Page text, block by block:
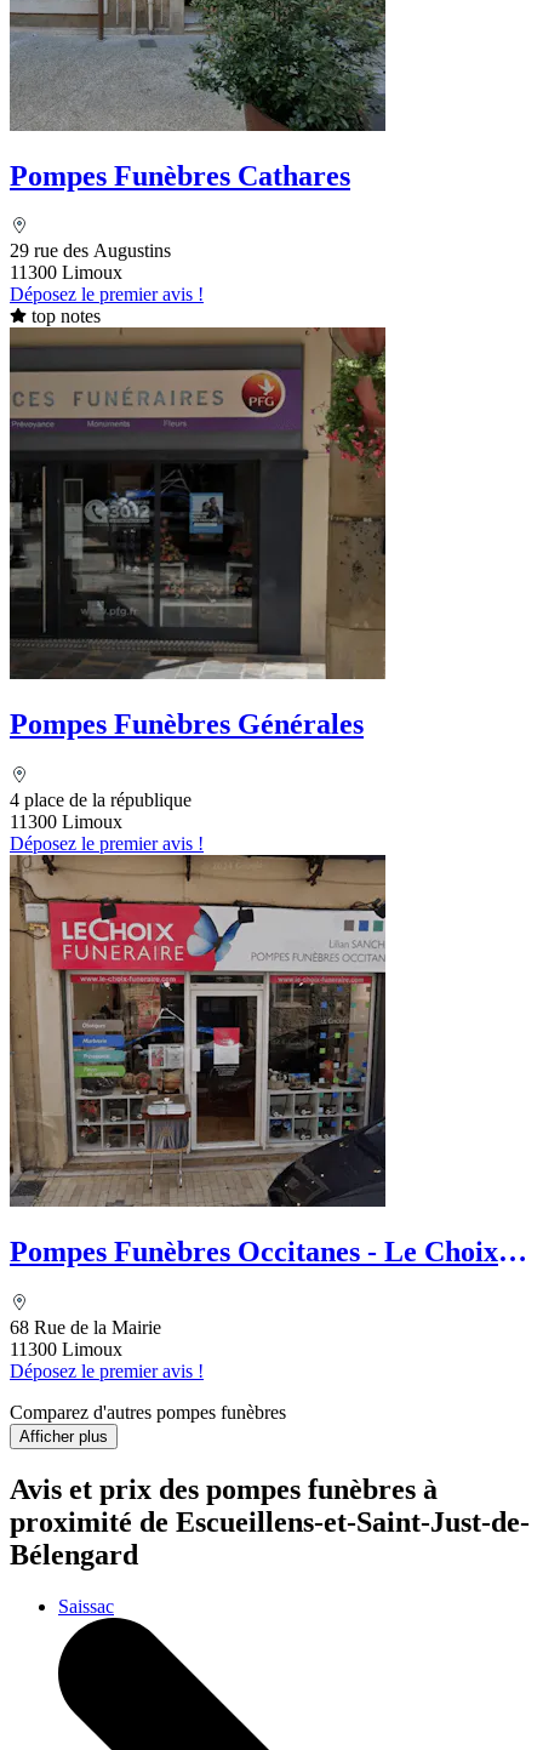
Pompes Funèbres Cathares
29 rue des Augustins
11300 Limoux
Déposez le premier avis !
top notes
Pompes Funèbres Générales
4 place de la république
11300 Limoux
Déposez le premier avis !
Pompes Funèbres Occitanes - Le Choix
68 Rue de la Mairie
11300 Limoux
Déposez le premier avis !
Comparez d'autres pompes funèbres
Afficher plus
Avis et prix des pompes funèbres à
proximité de Escueillens-et-Saint-Just-de-
Bélengard
Saissac